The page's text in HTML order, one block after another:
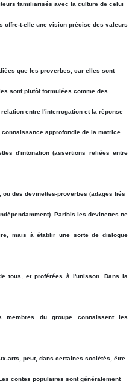
familiarisés avec la culture de celui
offre-t-elle une vision précise des valeurs
que les proverbes, car elles sont
sont plutôt formulées comme des
entre l'interrogation et la réponse
approfondie de la matrice
d'intonation (assertions reliées entre
des devinettes-proverbes (adages liés
Parfois les devinettes ne
mais à établir une sorte de dialogue
tous, et proférées à l'unisson. Dans la
du groupe connaissent les
arts, peut, dans certaines sociétés, être
contes populaires sont généralement